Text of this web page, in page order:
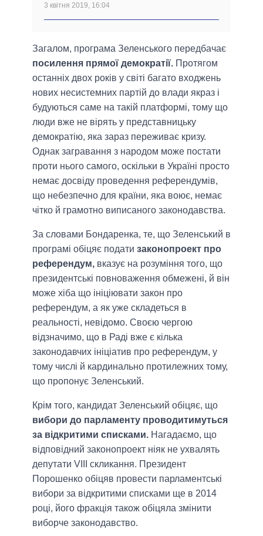
3 квітня 2019, 16:04
Загалом, програма Зеленського передбачає
посилення прямої демократії. Протягом
останніх двох років у світі багато входжень
нових несистемних партій до влади якраз і
будуються саме на такій платформі, тому що
люди вже не вірять у представницьку
демократію, яка зараз переживає кризу.
Однак загравання з народом може постати
проти нього самого, оскільки в Україні просто
немає досвіду проведення референдумів,
що небезпечно для країни, яка воює, немає
чітко й грамотно виписаного законодавства.
За словами Бондаренка, те, що Зеленський в
програмі обіцяє подати законопроект про
референдум, вказує на розуміння того, що
президентські повноваження обмежені, й він
може хіба що ініціювати закон про
референдум, а як уже складеться в
реальності, невідомо. Своєю чергою
відзначимо, що в Раді вже є кілька
законодавчих ініціатив про референдум, у
тому числі й кардинально протилежних тому,
що пропонує Зеленський.
Крім того, кандидат Зеленський обіцяє, що
вибори до парламенту проводитимуться
за відкритими списками. Нагадаємо, що
відповідний законопроект ніяк не ухвалять
депутати VIII скликання. Президент
Порошенко обіцяв провести парламентські
вибори за відкритими списками ще в 2014
році, його фракція також обіцяла змінити
виборче законодавство.